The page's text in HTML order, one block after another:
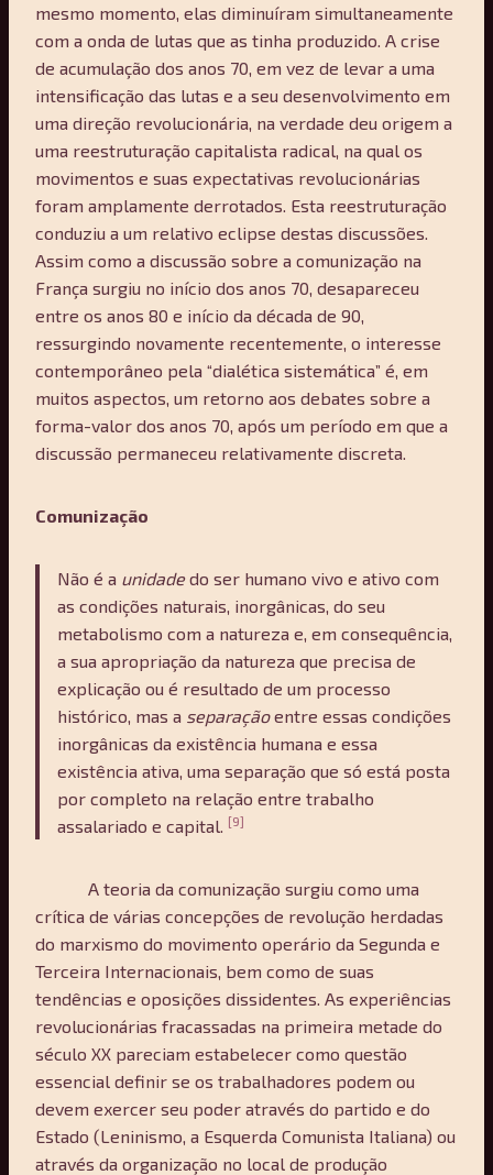
mesmo momento, elas diminuíram simultaneamente
com a onda de lutas que as tinha produzido. A crise
de acumulação dos anos 70, em vez de levar a uma
intensificação das lutas e a seu desenvolvimento em
uma direção revolucionária, na verdade deu origem a
uma reestruturação capitalista radical, na qual os
movimentos e suas expectativas revolucionárias
foram amplamente derrotados. Esta reestruturação
conduziu a um relativo eclipse destas discussões.
Assim como a discussão sobre a comunização na
França surgiu no início dos anos 70, desapareceu
entre os anos 80 e início da década de 90,
ressurgindo novamente recentemente, o interesse
contemporâneo pela “dialética sistemática” é, em
muitos aspectos, um retorno aos debates sobre a
forma-valor dos anos 70, após um período em que a
discussão permaneceu relativamente discreta.
Comunização
Não é a unidadedo ser humano vivo e ativo com
as condições naturais, inorgânicas, do seu
metabolismo com a natureza e, em consequência,
a sua apropriação da natureza que precisa de
explicação ou é resultado de um processo
histórico, mas a separaçãoentre essas condições
inorgânicas da existência humana e essa
existência ativa, uma separação que só está posta
por completo na relação entre trabalho
assalariado e capital.
[9]
A teoria da comunização surgiu como uma
crítica de várias concepções de revolução herdadas
do marxismo do movimento operário da Segunda e
Terceira Internacionais, bem como de suas
tendências e oposições dissidentes. As experiências
revolucionárias fracassadas na primeira metade do
século XX pareciam estabelecer como questão
essencial definir se os trabalhadores podem ou
devem exercer seu poder através do partido e do
Estado (Leninismo, a Esquerda Comunista Italiana) ou
através da organização no local de produção